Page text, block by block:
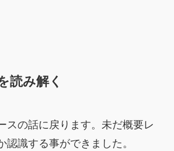
読み解く
スの話に戻ります。未だ概要レ
認識する事ができました。